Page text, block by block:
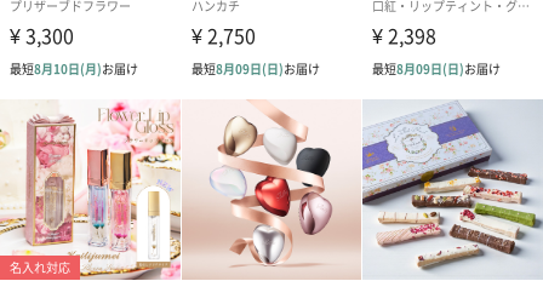
コットン巾着 【誕生
日】（グレー）M（550
円）
コットン巾着 【誕生
日】（スモーキーピン
ク）M（550円）
コットン巾着
とう】 M（